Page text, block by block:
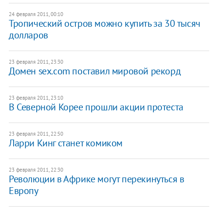
24 февраля 2011, 00:10
Тропический остров можно купить за 30 тысяч
долларов
23 февраля 2011, 23:30
Домен sex.com поставил мировой рекорд
23 февраля 2011, 23:10
В Северной Корее прошли акции протеста
23 февраля 2011, 22:50
Ларри Кинг станет комиком
23 февраля 2011, 22:30
Революции в Африке могут перекинуться в
Европу